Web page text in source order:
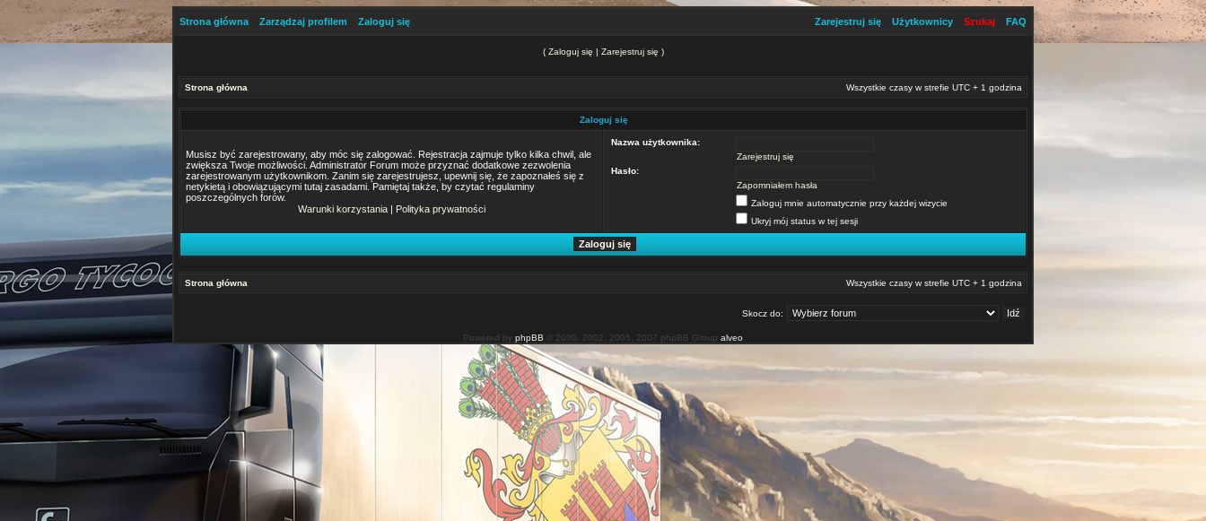
Strona główna Zarządzaj profilem Zaloguj się FAQ
Szukaj
Użytkownicy
Zarejestruj się
( Zaloguj się | Zarejestruj się )
Strona główna Wszystkie czasy w strefie UTC + 1 godzina
Zaloguj się
Musisz być zarejestrowany, aby móc się zalogować. Rejestracja zajmuje tylko kilka chwil, ale
zwiększa Twoje możliwości. Administrator Forum może przyznać dodatkowe zezwolenia
zarejestrowanym użytkownikom. Zanim się zarejestrujesz, upewnij się, że zapoznałeś się z
netykietą i obowiązującymi tutaj zasadami. Pamiętaj także, by czytać regulaminy
poszczególnych forów.
Warunki korzystania | Polityka prywatności
Nazwa użytkownika:
Zarejestruj się
Hasło:
Zapomniałem hasła
Zaloguj mnie automatycznie przy każdej wizycie
Ukryj mój status w tej sesji
Strona główna Wszystkie czasy w strefie UTC + 1 godzina
Skocz do:
Powered by phpBB © 2000, 2002, 2005, 2007 phpBB Group alveo